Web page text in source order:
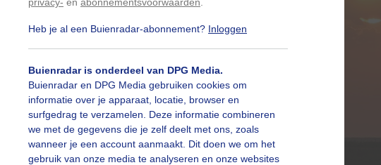
Heb je al een Buienradar-abonnement? Inloggen
Buienradar is onderdeel van DPG Media.
Buienradar en DPG Media gebruiken cookies om
informatie over je apparaat, locatie, browser en
surfgedrag te verzamelen. Deze informatie combineren
we met de gegevens die je zelf deelt met ons, zoals
wanneer je een account aanmaakt. Dit doen we om het
gebruik van onze media te analyseren en onze websites
Gebruik je Safari en wil je niet elke dag deze pop-up
Klikhierom dit aan te passen